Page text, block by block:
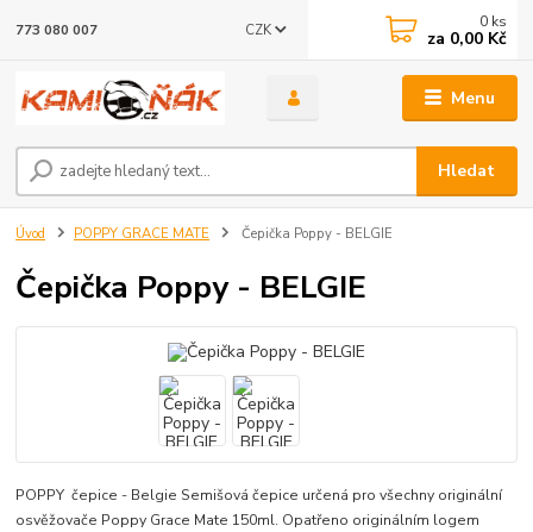
Menu
CZK
Hledat
773 080 007 0 ks
za 0,00 Kč
Úvod POPPY GRACE MATE Čepička Poppy - BELGIE
Čepička Poppy - BELGIE
POPPY čepice - Belgie Semišová čepice určená pro všechny originální
osvěžovače Poppy Grace Mate 150ml. Opatřeno originálním logem